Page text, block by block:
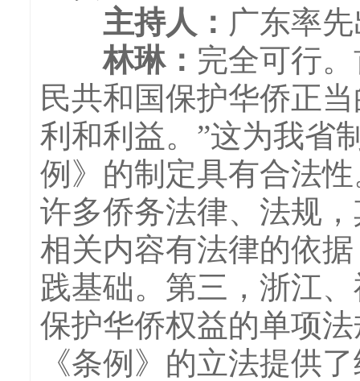
主持人 ： 广东率
林琳： 完全可行
民共和国保护华侨正
利和利益。”这为我省
例》的制定具有合法
许多侨务法律、法规
相关内容有法律的依
践基础。第三，浙江
保护华侨权益的单项
《条例》的立法提供